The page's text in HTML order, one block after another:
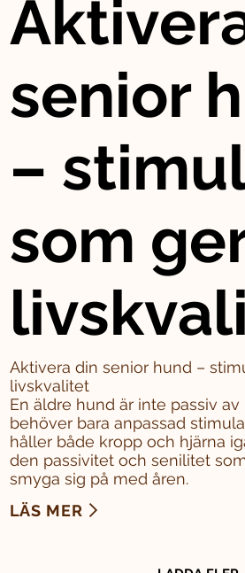
senior
–
som
Aktivera din senior hund –
livskvalitet
En äldre hund är inte passiv
behöver bara anpassad
håller både kropp och hjärna
den passivitet och senilitet
smyga sig på med åren.
LÄS MER